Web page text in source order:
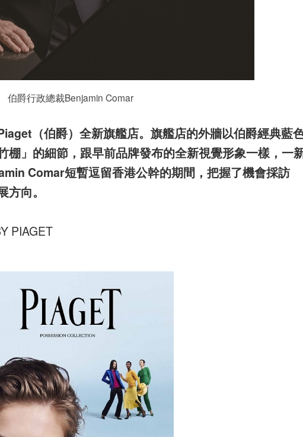
伯爵行政總裁Benjamin Comar
（伯爵）全新旗艦店。旗艦店的外牆以伯爵經典藍
」的細節，跟早前品牌發布的全新視覺形象一樣， 一
Comar短暫逗留香港公幹的期間，把握了機會採訪
向。
PIAGET